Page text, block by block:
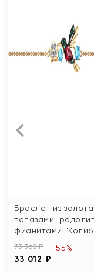
Браслет из
топазами,
фианитами
73 360 ₽
33 012 ₽
-55%